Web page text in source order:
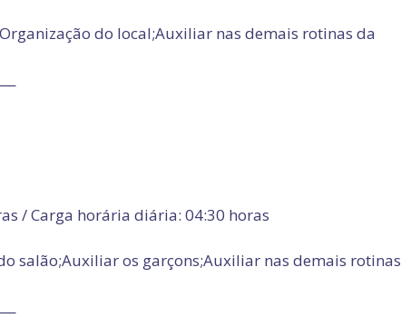
do local;Auxiliar nas demais rotinas da
/ Carga horária diária: 04:30 horas
salão;Auxiliar os garçons;Auxiliar nas demais rotinas